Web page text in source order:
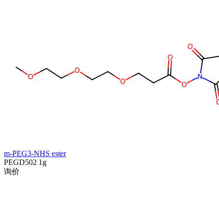
m-PEG3-NHS ester
PEGD502 1g
询价